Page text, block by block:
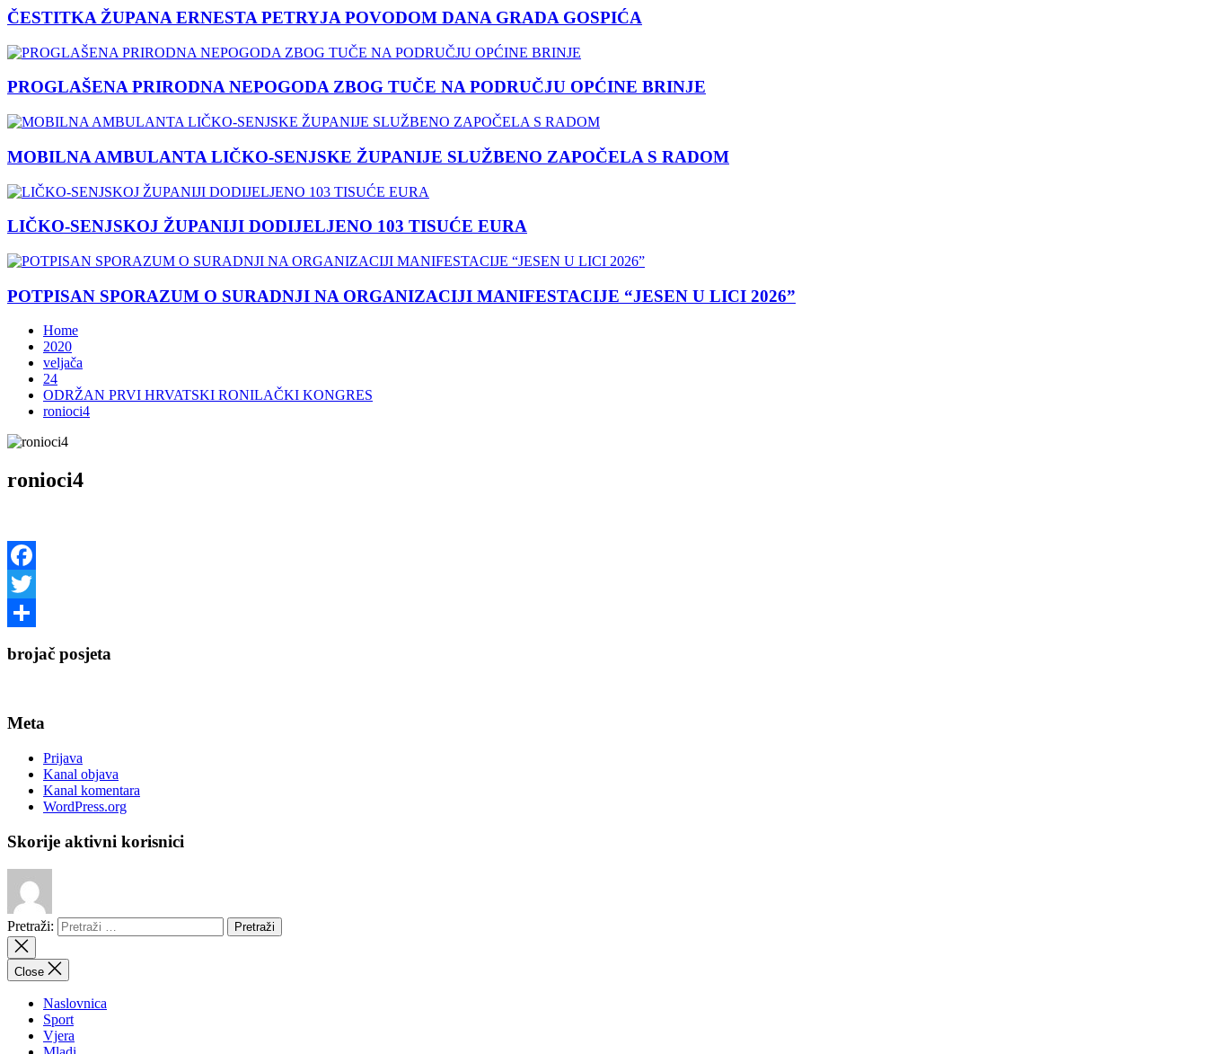
ČESTITKA ŽUPANA ERNESTA PETRYJA POVODOM DANA GRADA GOSPIĆA
PROGLAŠENA PRIRODNA NEPOGODA ZBOG TUČE NA PODRUČJU OPĆINE BRINJE
MOBILNA AMBULANTA LIČKO-SENJSKE ŽUPANIJE SLUŽBENO ZAPOČELA S RADOM
LIČKO-SENJSKOJ ŽUPANIJI DODIJELJENO 103 TISUĆE EURA
POTPISAN SPORAZUM O SURADNJI NA ORGANIZACIJI MANIFESTACIJE “JESEN U LICI 2026”
Home
2020
veljača
24
ODRŽAN PRVI HRVATSKI RONILAČKI KONGRES
ronioci4
ronioci4
Facebook
Twitter
brojač posjeta
Meta
Prijava
Kanal objava
Kanal komentara
WordPress.org
Skorije aktivni korisnici
Pretraži:
Close
Naslovnica
Sport
Vjera